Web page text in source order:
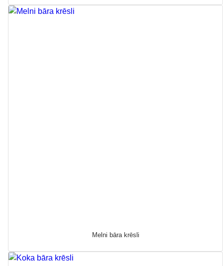
Melni bāra krēsli